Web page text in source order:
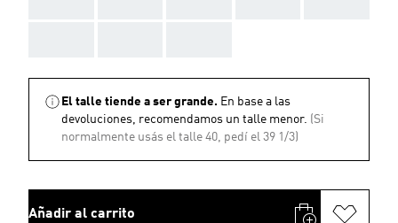
El talle tiende a ser grande. En base a las
devoluciones, recomendamos un talle menor. (Si
normalmente usás el talle 40, pedí el 39 1/3)
Añadir al carrito